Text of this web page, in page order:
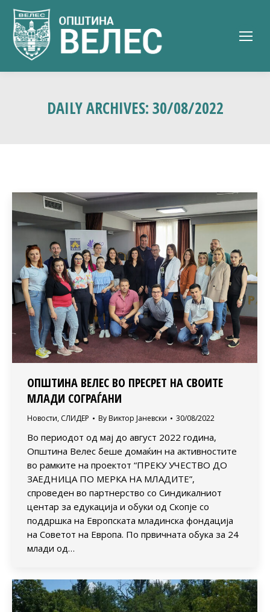
DAILY ARCHIVES:30/08/2022
ОПШТИНА ВЕЛЕС ВО ПРЕСРЕТ НА СВОИТЕ
МЛАДИ СОГРАЃАНИ
Новости, СЛИДЕР By Виктор Јаневски 30/08/2022
Во периодот од мај до август 2022 година,
Општина Велес беше домаќин на активностите
во рамките на проектот “ПРЕКУ УЧЕСТВО ДО
ЗАЕДНИЦА ПО МЕРКА НА МЛАДИТЕ”,
спроведен во партнерство со Синдикалниот
центар за едукација и обуки од Скопје со
поддршка на Европската младинска фондација
на Советот на Европа. По првичната обука за 24
млади од…